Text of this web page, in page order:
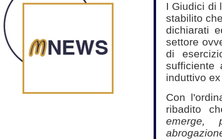
I Giudici di
stabilito
dichiarati
settore
di
sufficiente
induttivo
Con
ribadito
emerge,